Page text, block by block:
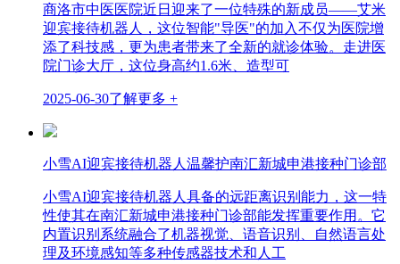
商洛市中医医院近日迎来了一位特殊的新成员——艾米
迎宾接待机器人，这位智能"导医"的加入不仅为医院增
添了科技感，更为患者带来了全新的就诊体验。走进医
院门诊大厅，这位身高约1.6米、造型可
2025-06-30了解更多 +
小雪AI迎宾接待机器人温馨护南汇新城申港接种门诊部
小雪AI迎宾接待机器人具备的远距离识别能力，这一特
性使其在南汇新城申港接种门诊部能发挥重要作用。它
内置识别系统融合了机器视觉、语音识别、自然语言处
理及环境感知等多种传感器技术和人工